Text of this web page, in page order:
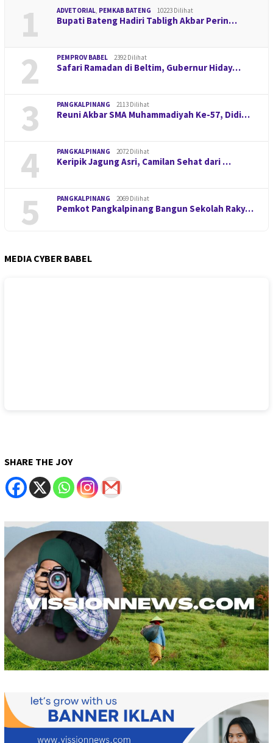
1 ADVETORIAL, PEMKAB BATENG 10223 Dilihat
Bupati Bateng Hadiri Tabligh Akbar Perin…
2 PEMPROV BABEL 2392 Dilihat
Safari Ramadan di Beltim, Gubernur Hiday…
3 PANGKALPINANG 2113 Dilihat
Reuni Akbar SMA Muhammadiyah Ke-57, Didi…
4 PANGKALPINANG 2072 Dilihat
Keripik Jagung Asri, Camilan Sehat dari …
5 PANGKALPINANG 2069 Dilihat
Pemkot Pangkalpinang Bangun Sekolah Raky…
MEDIA CYBER BABEL
SHARE THE JOY